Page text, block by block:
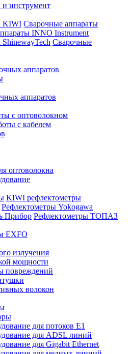
инструмент
KIWI Сварочные аппараты
INNO Instrument
Cварочные
аппаратов
аппаратов
с оптоволокном
с кабелем
оптоволокна
KIWI рефлектометры
Рефлектометры Yokogawa
Прибор Рефлектометры ТОПАЗ
EXFO
излучения
мощности
повреждений
волокон
для потоков Е1
для ADSL линий
для Gigabit Ethernet